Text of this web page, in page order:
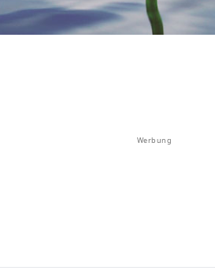
Werbung